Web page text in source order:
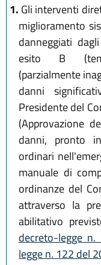
1. Gli interventi
miglioramento
danneggiati
esito B
(parzialmente
danni
Presidente del
(Approvazione
danni, pronto
ordinari
manuale di
ordinanze del
attraverso la
abilitativo
decreto-legge
legge n. 122 del